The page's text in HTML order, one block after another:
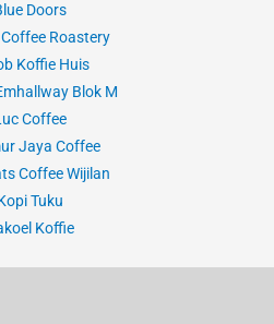
Doors
Roastery
Koffie Huis
Blok M
Coffee
Jaya Coffee
Coffee Wijilan
Tuku
Koffie